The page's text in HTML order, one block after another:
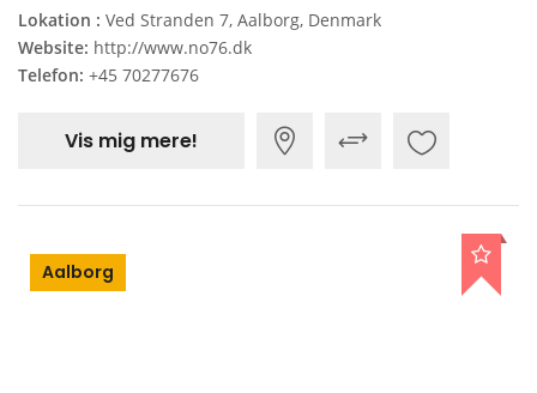
Lokation : Ved Stranden 7, Aalborg, Denmark
Website: http://www.no76.dk
Telefon: +45 70277676
Vis mig mere!
Aalborg